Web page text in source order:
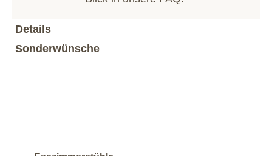
Details
Sonderwünsche